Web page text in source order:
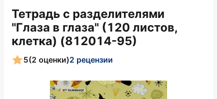
Тетрадь с разделителями
"Глаза в глаза" (120 листов,
клетка) (812014-95)
5(2 оценки)2 рецензии